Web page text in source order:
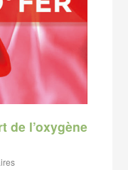
de l’oxygène